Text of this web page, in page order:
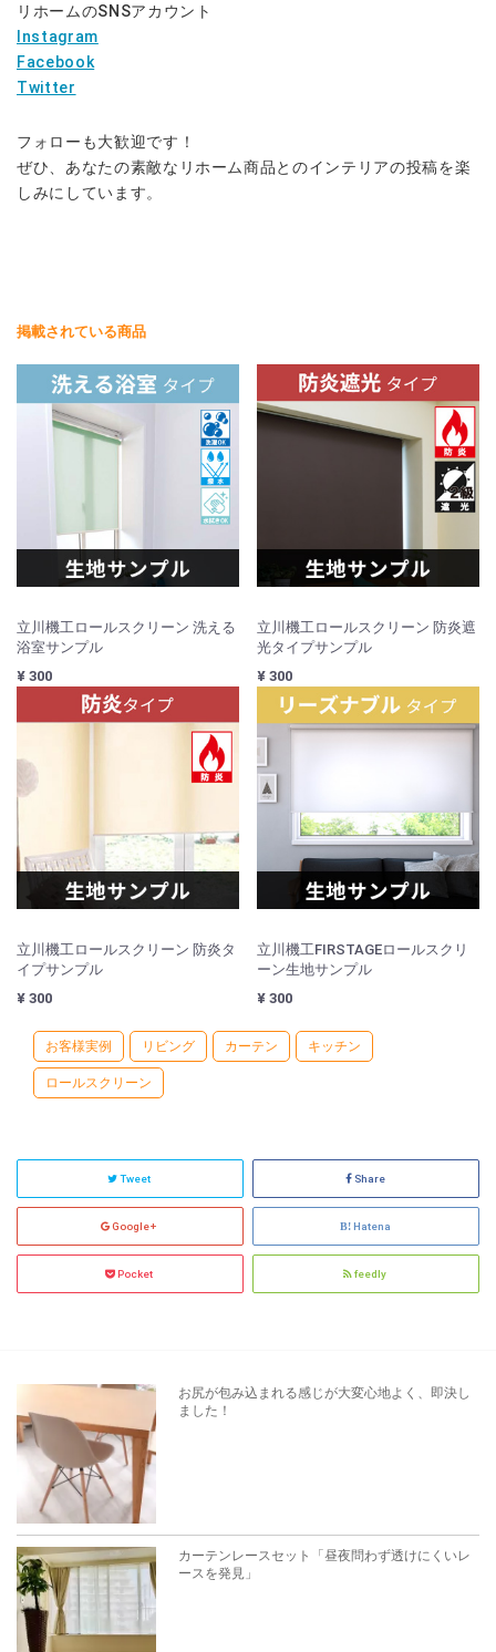
リホームのSNSアカウント
Instagram
Facebook
Twitter
フォローも大歓迎です！
ぜひ、あなたの素敵なリホーム商品とのインテリアの投稿を楽
しみにしています。
掲載されている商品
立川機工ロールスクリーン 洗える
浴室サンプル
¥ 300
立川機工ロールスクリーン 防炎遮
光タイプサンプル
¥ 300
立川機工ロールスクリーン 防炎タ
イプサンプル
¥ 300
立川機工FIRSTAGEロールスクリ
ーン生地サンプル
¥ 300
お客様実例 リビング カーテン キッチン
ロールスクリーン
Tweet Share
Google+ Hatena
Pocket feedly
お尻が包み込まれる感じが大変心地よく、即決し
ました！
カーテンレースセット「昼夜問わず透けにくいレ
ースを発見」